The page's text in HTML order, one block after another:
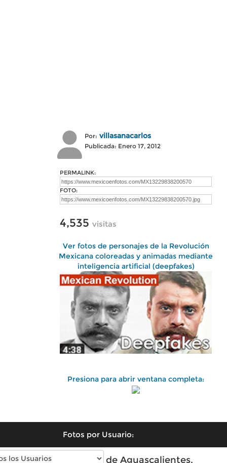
Por: villasanacarlos
Publicada: Enero 17, 2012
PERMALINK:
FOTO:
4,535 visitas
Ver fotos de personajes de la Revolución
Mexicana coloreadas y animadas mediante
inteligencia artificial (deepfakes)
Presiona para abrir ventana completa:
Fotos por Usuario:
Fotos antiguas de Aguascalientes,